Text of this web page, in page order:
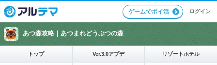
ゲームでポイ活 ログイン
あつ森攻略｜あつまれどうぶつの森
トップ Ver.3.0アプデ リゾートホテル